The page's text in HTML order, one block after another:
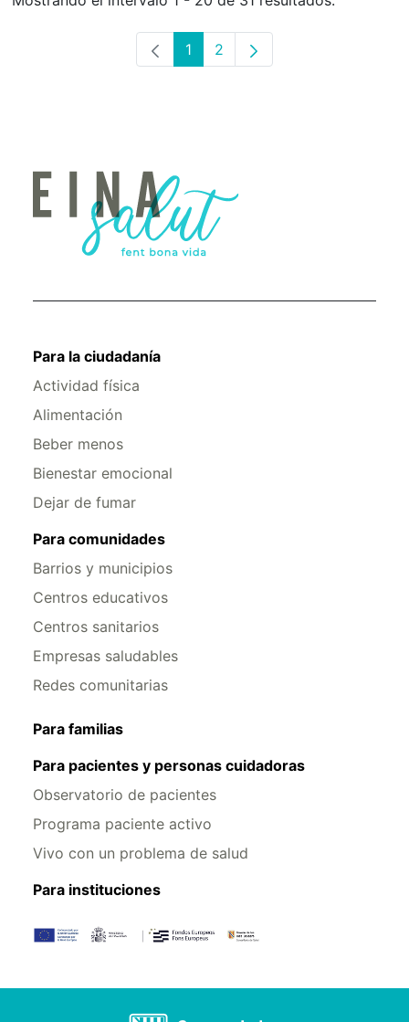
Página
1 Página
2
Para la ciudadanía
Actividad física
Alimentación
Beber menos
Bienestar emocional
Dejar de fumar
Para comunidades
Barrios y municipios
Centros educativos
Centros sanitarios
Empresas saludables
Redes comunitarias
Para familias
Para pacientes y personas cuidadoras
Observatorio de pacientes
Programa paciente activo
Vivo con un problema de salud
Para instituciones